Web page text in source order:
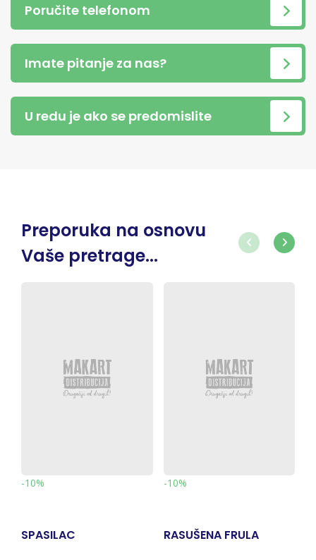
Poručite telefonom
Imate pitanje za nas?
U redu je ako se predomislite
Preporuka na osnovu
Vaše pretrage...
-10%
SPASILAC
-10%
RASUŠENA FRULA